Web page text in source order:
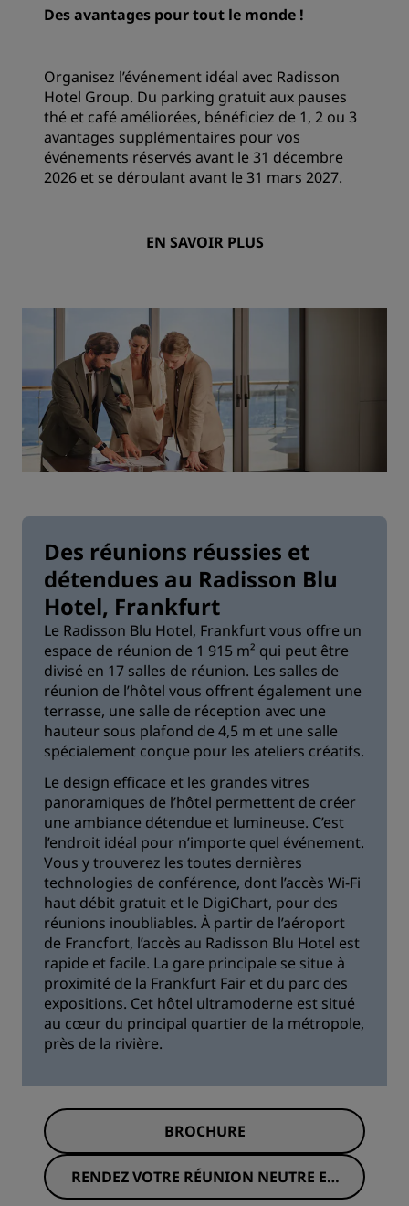
Des avantages pour tout le monde !
Organisez l’événement idéal avec Radisson
Hotel Group. Du parking gratuit aux pauses
thé et café améliorées, bénéficiez de 1, 2 ou 3
avantages supplémentaires pour vos
événements réservés avant le 31 décembre
2026 et se déroulant avant le 31 mars 2027.
EN SAVOIR PLUS
Des réunions réussies et
détendues au Radisson Blu
Hotel, Frankfurt
Le Radisson Blu Hotel, Frankfurt vous offre un
espace de réunion de 1 915 m² qui peut être
divisé en 17 salles de réunion. Les salles de
réunion de l’hôtel vous offrent également une
terrasse, une salle de réception avec une
hauteur sous plafond de 4,5 m et une salle
spécialement conçue pour les ateliers créatifs.
Le design efficace et les grandes vitres
panoramiques de l’hôtel permettent de créer
une ambiance détendue et lumineuse. C’est
l’endroit idéal pour n’importe quel événement.
Vous y trouverez les toutes dernières
technologies de conférence, dont l’accès Wi-Fi
haut débit gratuit et le DigiChart, pour des
réunions inoubliables. À partir de l’aéroport
de Francfort, l’accès au Radisson Blu Hotel est
rapide et facile. La gare principale se situe à
proximité de la Frankfurt Fair et du parc des
expositions. Cet hôtel ultramoderne est situé
au cœur du principal quartier de la métropole,
près de la rivière.
BROCHURE
RENDEZ VOTRE RÉUNION NEUTRE EN
CARBONE